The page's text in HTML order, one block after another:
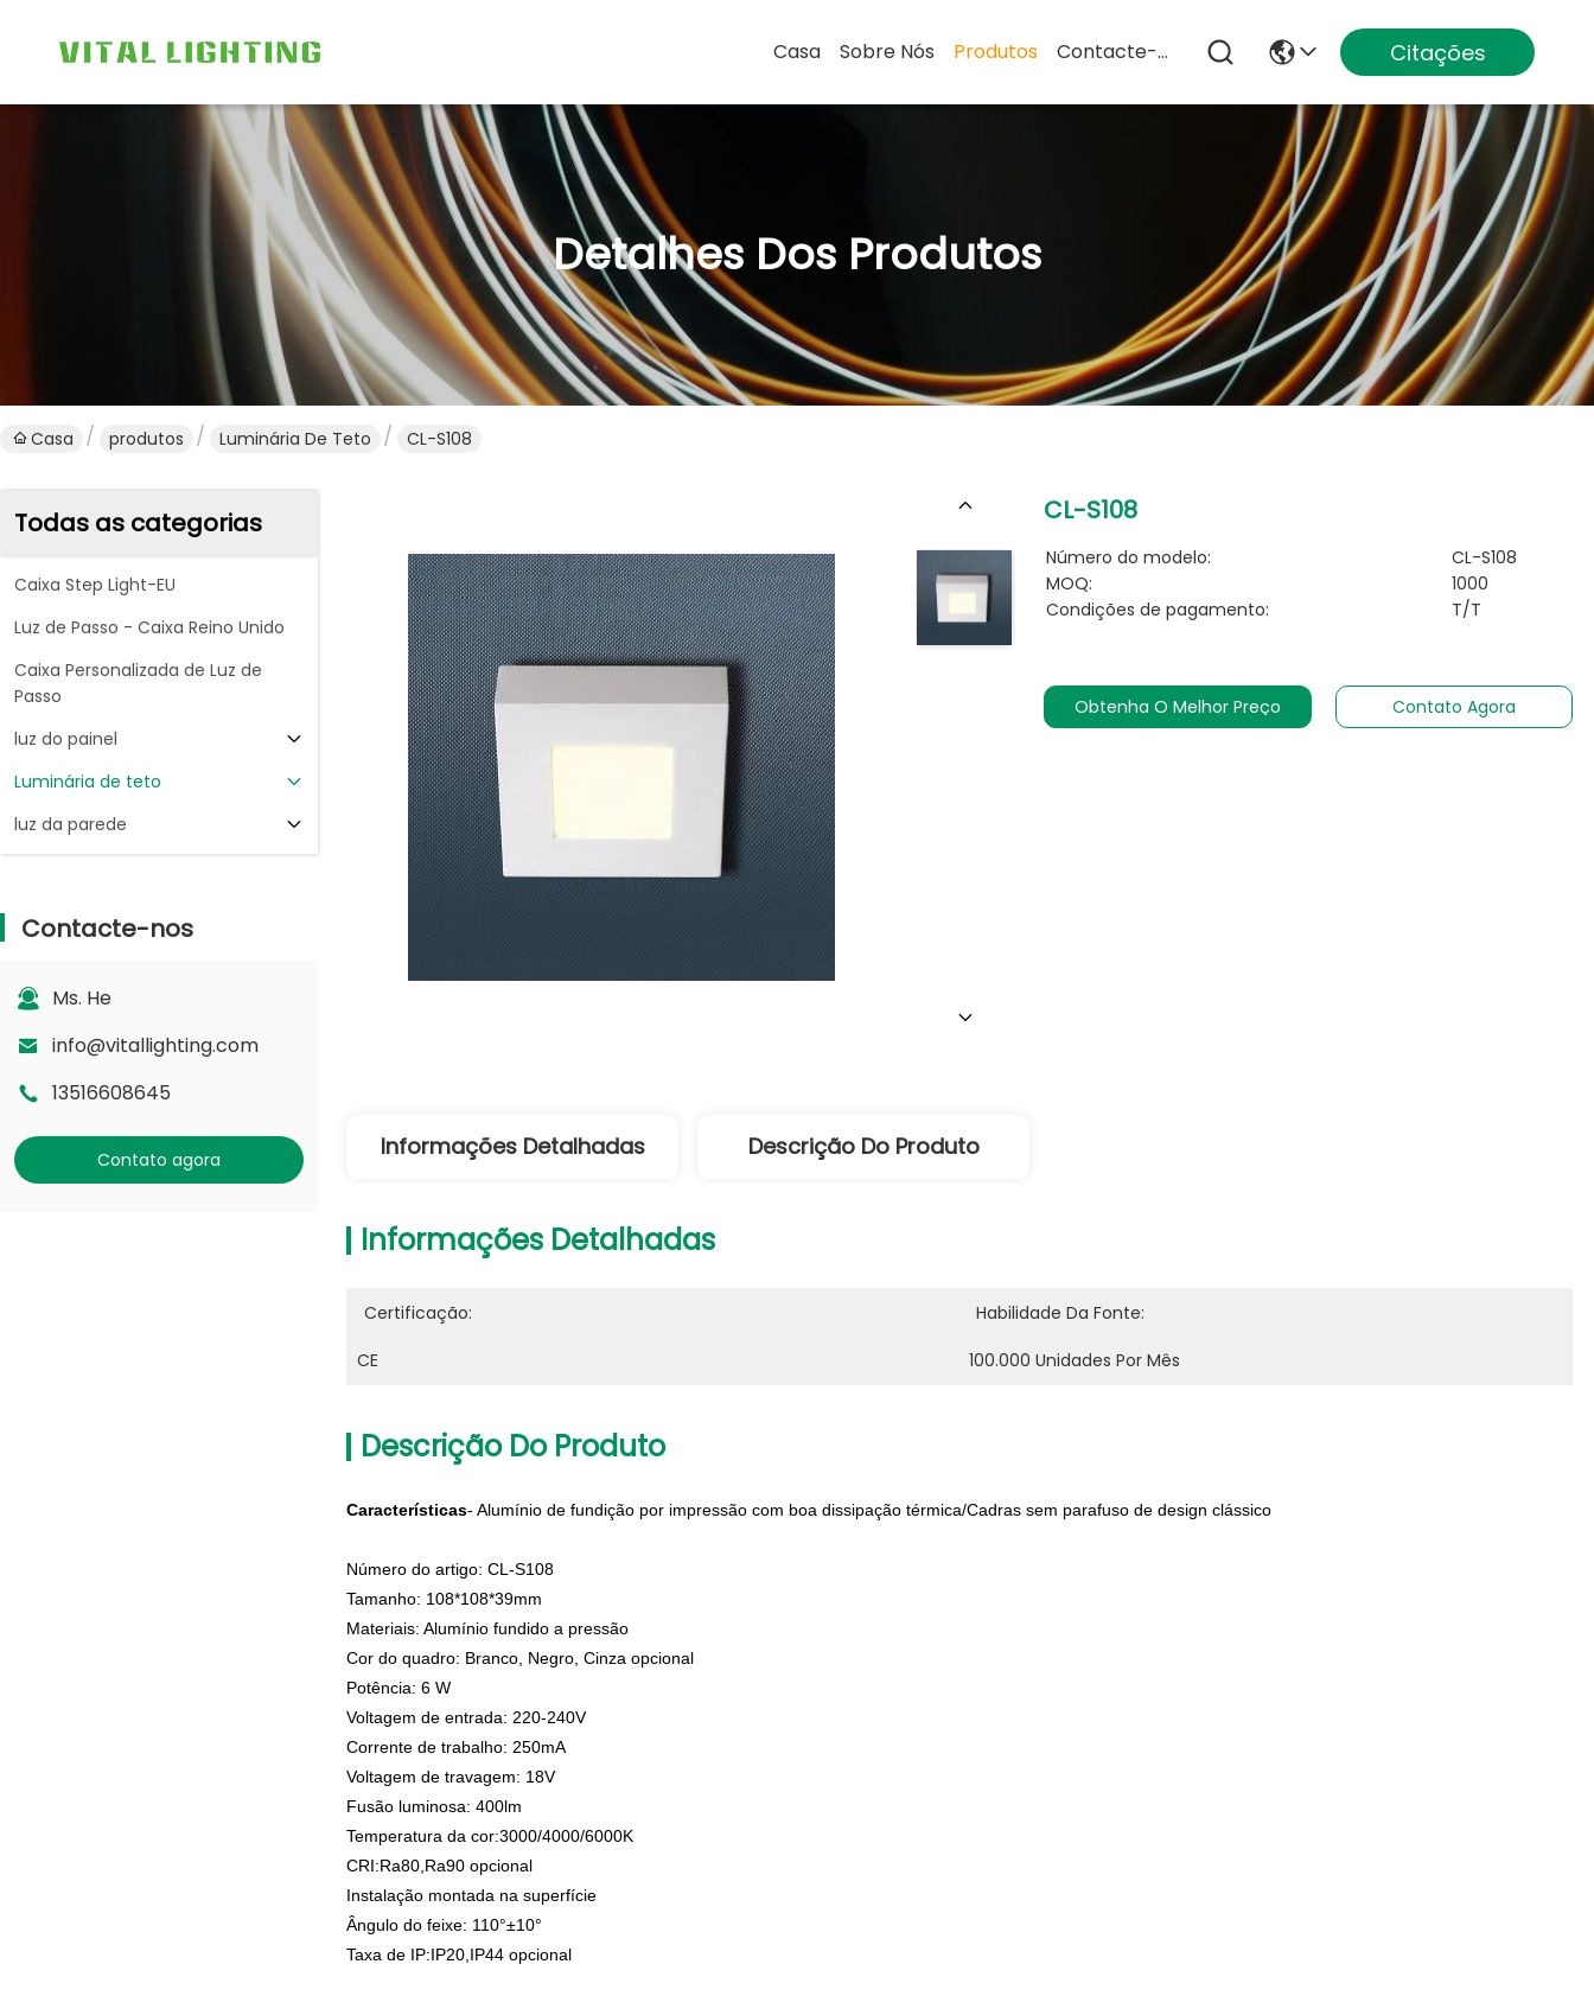
Casa Sobre Nós Produtos Contacte-Nos Citações
Detalhes Dos Produtos
Casa produtos Luminária De Teto CL-S108
Todas as categorias
Caixa Step Light-EU
Luz de Passo - Caixa Reino Unido
Caixa Personalizada de Luz de
Passo
luz do painel
Luminária de teto
luz da parede
Contacte-nos
Ms. He
info@vitallighting.com
13516608645
Contato agora
CL-S108
Número do modelo:
CL-S108
MOQ:
1000
Condições de pagamento:
T/T
Obtenha O Melhor Preço Contato Agora
Informações Detalhadas Descrição Do Produto
Informações Detalhadas
Certificação:
CE
Habilidade Da Fonte:
100.000 Unidades Por Mês
Descrição Do Produto
Características- Alumínio de fundição por impressão com boa dissipação térmica/Cadras sem parafuso de design clássico
Número do artigo: CL-S108
Tamanho: 108*108*39mm
Materiais: Alumínio fundido a pressão
Cor do quadro: Branco, Negro, Cinza opcional
Potência: 6 W
Voltagem de entrada: 220-240V
Corrente de trabalho: 250mA
Voltagem de travagem: 18V
Fusão luminosa: 400lm
Temperatura da cor:3000/4000/6000K
CRI:Ra80,Ra90 opcional
Instalação montada na superfície
Ângulo do feixe: 110°±10°
Taxa de IP:IP20,IP44 opcional